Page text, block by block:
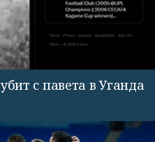
с павета в Уганда